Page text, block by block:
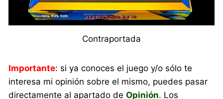
Contraportada
Importante: si ya conoces el juego y/o sólo te
interesa mi opinión sobre el mismo, puedes pasar
directamente al apartado deOpinión. Los